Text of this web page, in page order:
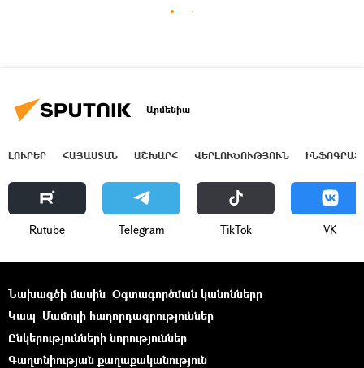
Արմենիա
ԼՈՒՐԵՐ ՀԱՅԱՍՏԱՆ ԱՇԽԱՐՀ ՎԵՐԼՈՒԾՈՒԹՅՈՒՆ
Rutube Telegram ТikТоk VK
Նախագծի մասին Օգտագործման կանոնները
Կապ Մամուլի հաղորդագրություններ
Ընկերությունների նորություններ
Գաղտնիության քաղաքականություն